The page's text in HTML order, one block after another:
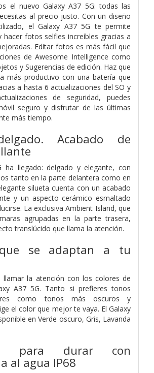
el nuevo Galaxy A37 5G: todas las
al precio justo. Con un diseño
el Galaxy A37 5G te permite
hacer fotos selfies increíbles gracias a
Editar fotos es más fácil que
de Awesome Intelligence como
y Sugerencias de edición. Haz que
más productivo con una batería que
a hasta 6 actualizaciones del SO y
de seguridad, puedes
seguro y disfrutar de las últimas
más tiempo.
Acabado de
ha llegado: delgado y elegante, con
tanto en la parte delantera como en
silueta cuenta con un acabado
y un aspecto cerámico esmaltado
La exclusiva Ambient Island, que
agrupadas en la parte trasera,
translúcido que llama la atención.
se adaptan a tu
llamar la atención con los colores de
A37 5G. Tanto si prefieres tonos
como tonos más oscuros y
el color que mejor te vaya. El Galaxy
en Verde oscuro, Gris, Lavanda
para durar con
al agua IP68